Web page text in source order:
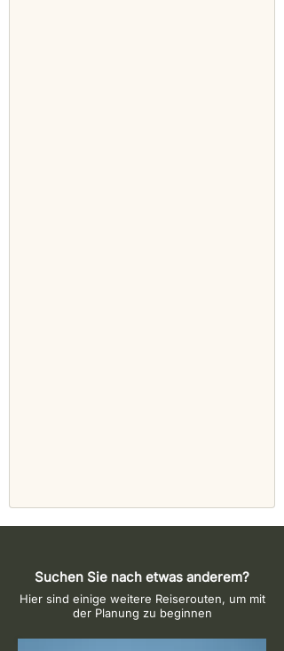
Suchen Sie nach etwas anderem?
Hier sind einige weitere Reiserouten, um mit
der Planung zu beginnen